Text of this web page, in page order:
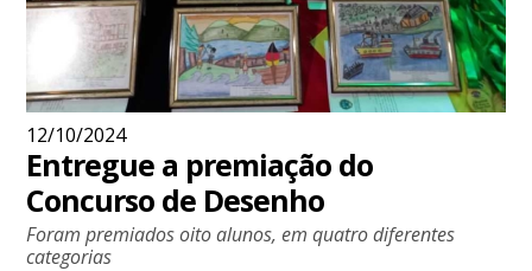
12/10/2024
Entregue a premiação do
Concurso de Desenho
Foram premiados oito alunos, em quatro diferentes
categorias